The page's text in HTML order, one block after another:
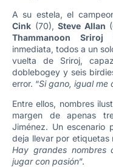
A su estela, el
Cink (70),Steve Allan
Thammanoon Sriroj
inmediata, todos a un
vuelta de Sriroj,
doblebogey y seis
error. “Si gano, igual me
Entre ellos, nombres
margen de apenas
Jiménez. Un escenario
deja llevar por etiquetas
Hay grandes
jugar con pasión”.